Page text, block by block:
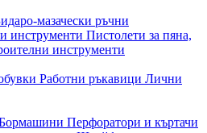
мазачески ръчни
инструменти Пистолети за пяна,
инструменти
Работни ръкавици Лични
Перфоратори и къртачи